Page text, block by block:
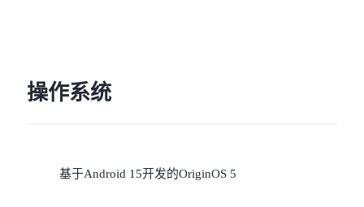
操作系统
基于Android 15开发的OriginOS 5